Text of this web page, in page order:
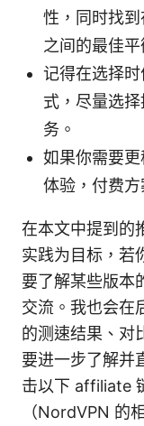
性，同时找
之间的最佳平
记得在选择
式，尽量选
务。
如果你需要
体验，付费方
在本文中提到的
实践为目标，若
要了解某些版本
交流。我也会在
的测速结果、对
要进一步了解并
击以下 affiliate
（NordVPN 的